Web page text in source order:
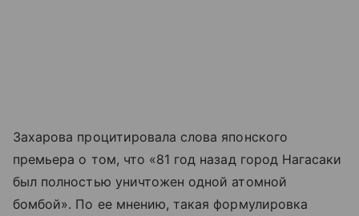
Захарова процитировала слова японского
премьера о том, что «81 год назад город Нагасаки
был полностью уничтожен одной атомной
бомбой». По ее мнению, такая формулировка